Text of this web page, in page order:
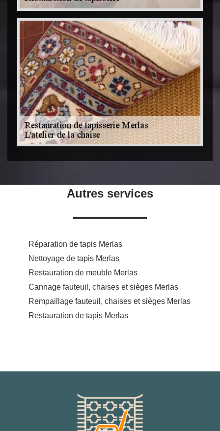
Autres services
Réparation de tapis Merlas
Nettoyage de tapis Merlas
Restauration de meuble Merlas
Cannage fauteuil, chaises et sièges Merlas
Rempaillage fauteuil, chaises et sièges Merlas
Restauration de tapis Merlas